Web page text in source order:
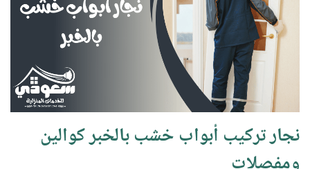
نجار تركيب أبواب خشب بالخبر كوالين